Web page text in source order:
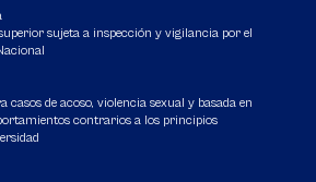
sujeta a inspección y vigilancia por el
casos de acoso, violencia sexual y basada en
contrarios a los principios